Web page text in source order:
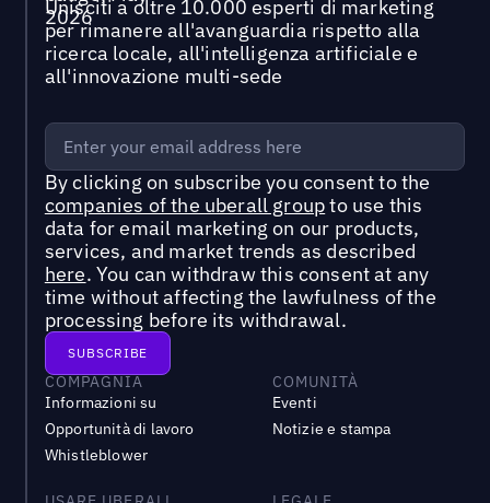
Unisciti a oltre 10.000 esperti di marketing
per rimanere all'avanguardia rispetto alla
ricerca locale, all'intelligenza artificiale e
all'innovazione multi-sede
By clicking on subscribe you consent to the
companies of the uberall groupto use this
data for email marketing on our products,
services, and market trends as described
here. You can withdraw this consent at any
time without affecting the lawfulness of the
processing before its withdrawal.
COMPAGNIA
Informazioni su
Opportunità di lavoro
Whistleblower
COMUNITÀ
Eventi
Notizie e stampa